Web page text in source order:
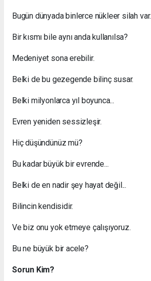
Bugün dünyada binlerce nükleer silah var.
Bir kısmı bile aynı anda kullanılsa?
Medeniyet sona erebilir.
Belki de bu gezegende bilinç susar.
Belki milyonlarca yıl boyunca...
Evren yeniden sessizleşir.
Hiç düşündünüz mü?
Bu kadar büyük bir evrende...
Belki de en nadir şey hayat değil...
Bilincin kendisidir.
Ve biz onu yok etmeye çalışıyoruz.
Bu ne büyük bir acele?
Sorun Kim?